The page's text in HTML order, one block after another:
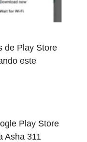
de Play Store
este
Play Store
Asha 311